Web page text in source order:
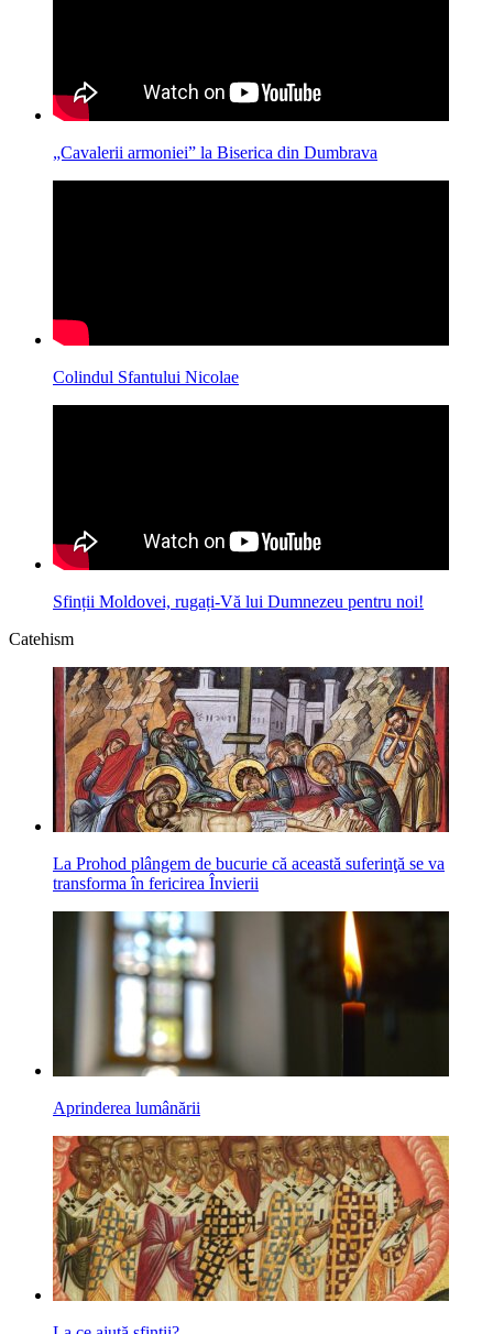
„Cavalerii armoniei” la Biserica din Dumbrava
Colindul Sfantului Nicolae
Sfinții Moldovei, rugați-Vă lui Dumnezeu pentru noi!
Catehism
La Prohod plângem de bucurie că această suferinţă se va
transforma în fericirea Învierii
Aprinderea lumânării